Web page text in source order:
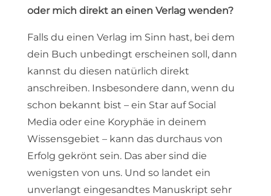
oder mich direkt an einen Verlag wenden?
Falls du einen Verlag im Sinn hast, bei dem
dein Buch unbedingt erscheinen soll, dann
kannst du diesen natürlich direkt
anschreiben. Insbesondere dann, wenn du
schon bekannt bist – ein Star auf Social
Media oder eine Koryphäe in deinem
Wissensgebiet – kann das durchaus von
Erfolg gekrönt sein. Das aber sind die
wenigsten von uns. Und so landet ein
unverlangt eingesandtes Manuskript sehr